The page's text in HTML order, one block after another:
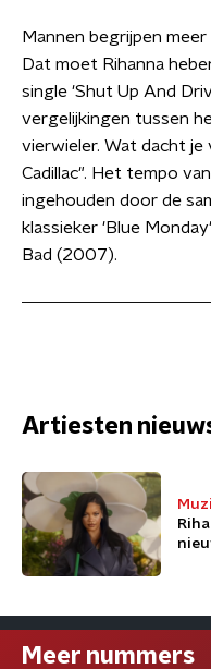
Mannen begrijpen
Dat moet Rihanna
single 'Shut Up And
vergelijkingen tussen
vierwieler. Wat dacht je
Cadillac". Het tempo
ingehouden door de
klassieker 'Blue
Bad (2007).
Artiesten
Meer nummers